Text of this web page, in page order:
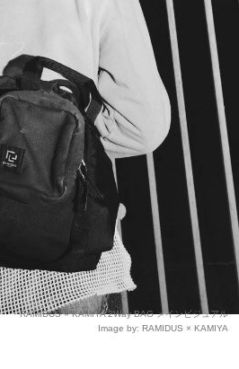
RAMIDUS × KAMIYA 2Way BAG メインビジュアル
Image by: RAMIDUS × KAMIYA